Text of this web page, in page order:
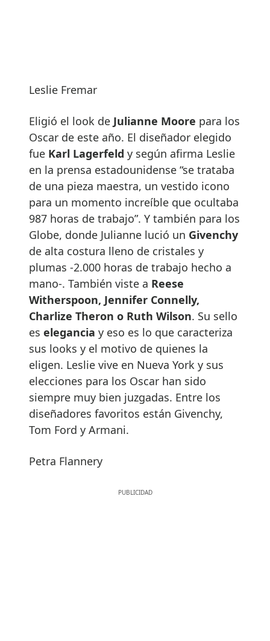
Leslie Fremar
Eligió el look de Julianne Moore para los
Oscar de este año. El diseñador elegido
fue Karl Lagerfeld y según afirma Leslie
en la prensa estadounidense “se trataba
de una pieza maestra, un vestido icono
para un momento increíble que ocultaba
987 horas de trabajo”. Y también para los
Globe, donde Julianne lució un Givenchy
de alta costura lleno de cristales y
plumas -2.000 horas de trabajo hecho a
mano-. También viste a Reese
Witherspoon, Jennifer Connelly,
Charlize Theron o Ruth Wilson. Su sello
es elegancia y eso es lo que caracteriza
sus looks y el motivo de quienes la
eligen. Leslie vive en Nueva York y sus
elecciones para los Oscar han sido
siempre muy bien juzgadas. Entre los
diseñadores favoritos están Givenchy,
Tom Ford y Armani.
Petra Flannery